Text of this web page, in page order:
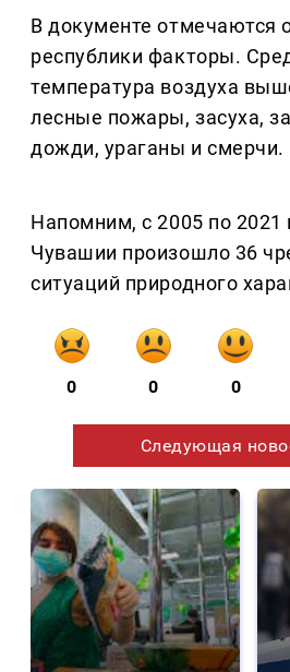
В документе отмечаются
республики факторы.
температура воздуха
лесные пожары, засуха,
дожди, ураганы и смерчи.
Напомним, с 2005 по 2021
Чувашии произошло 36
ситуаций природного
0 0 0
Следующая